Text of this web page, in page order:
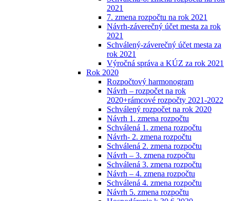
2021
7. zmena rozpočtu na rok 2021
Návrh-záverečný účet mesta za rok
2021
Schválený-záverečný účet mesta za
rok 2021
Výročná správa a KÚZ za rok 2021
Rok 2020
Rozpočtový harmonogram
Návrh – rozpočet na rok
2020+rámcové rozpočty 2021-2022
Schválený rozpočet na rok 2020
Návrh 1. zmena rozpočtu
Schválená 1. zmena rozpočtu
Návrh- 2. zmena rozpočtu
Schválená 2. zmena rozpočtu
Návrh – 3. zmena rozpočtu
Schválená 3. zmena rozpočtu
Návrh – 4. zmena rozpočtu
Schválená 4. zmena rozpočtu
Návrh 5. zmena rozpočtu